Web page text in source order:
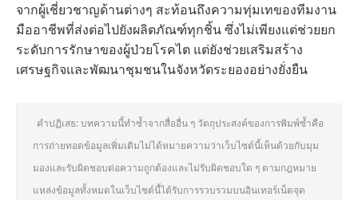
จากผู้เชี่ยวชาญด้านต่างๆ สะท้อนถึงความทุ่มเทของทีมงาน
มืออาชีพที่ส่งต่อไปยังผลิตภัณฑ์ทุกชิ้น ซึ่งไม่เพียงแต่ช่วยยก
ระดับการรักษาของผู้ป่วยโรคไต แต่ยังช่วยเสริมสร้าง
เศรษฐกิจและพัฒนาชุมชนในจังหวัดระยองอย่างยั่งยืน
คำปฏิเสธ: บทความนี้ทำซ้ำจากสื่ออื่น ๆ วัตถุประสงค์ของการพิมพ์ซ้ำคือ
การถ่ายทอดข้อมูลเพิ่มเติมไม่ได้หมายความว่าเว็บไซต์นี้เห็นด้วยกับมุม
มองและรับผิดชอบต่อความถูกต้องและไม่รับผิดชอบใด ๆ ตามกฎหมาย
แหล่งข้อมูลทั้งหมดในเว็บไซต์นี้ได้รับการรวบรวมบนอินเทอร์เน็ตจุด